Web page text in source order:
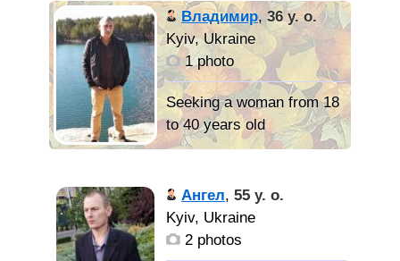
образованием, без
вредных привычек, не
женат, без детей.
Ищу
девушку для встреч,
серьезных отношений,
воспитания ребенка, с
высшим образованием,
без вредных привычек,
не замужнюю, без детей.
Владимир, 36 y. o.
Kyiv, Ukraine
1 photo
Seeking a woman from 18
to 40 years old
простой, как дверца
шкафа, изредка могу и
поскрипеть...
Ангел, 55 y. o.
Kyiv, Ukraine
2 photos